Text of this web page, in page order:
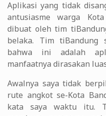
Aplikasi yang tidak
antusiasme warga
dibuat oleh tim
belaka. Tim
bahwa ini adalah
manfaatnya dirasakan
Awalnya saya tidak
rute angkot se-Kota
kata saya waktu itu.